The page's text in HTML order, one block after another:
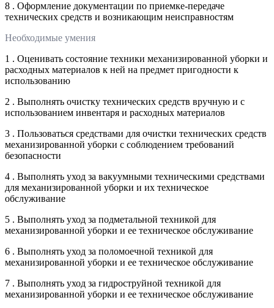
8 . Оформление документации по приемке-передаче
технических средств и возникающим неисправностям
Необходимые умения
1 . Оценивать состояние техники механизированной уборки и
расходных материалов к ней на предмет пригодности к
использованию
2 . Выполнять очистку технических средств вручную и с
использованием инвентаря и расходных материалов
3 . Пользоваться средствами для очистки технических средств
механизированной уборки с соблюдением требований
безопасности
4 . Выполнять уход за вакуумными техническими средствами
для механизированной уборки и их техническое
обслуживание
5 . Выполнять уход за подметальной техникой для
механизированной уборки и ее техническое обслуживание
6 . Выполнять уход за поломоечной техникой для
механизированной уборки и ее техническое обслуживание
7 . Выполнять уход за гидроструйной техникой для
механизированной уборки и ее техническое обслуживание